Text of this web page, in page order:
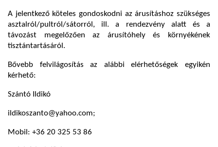
A jelentkező köteles gondoskodni az árusításhoz szükséges
asztalról/pultról/sátorról, ill. a rendezvény alatt és a
távozást megelőzően az árusítóhely és környékének
tisztántartásáról.
Bővebb felvilágosítás az alábbi elérhetőségek egyikén
kérhető:
Szántó Ildikó
ildikoszanto@yahoo.com;
Mobil: +36 20 325 53 86